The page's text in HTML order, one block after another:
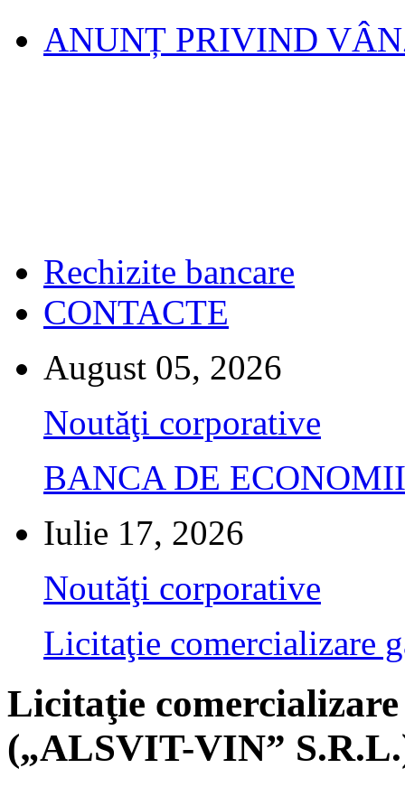
ANUNȚ PRIVIND
Rechizite bancare
CONTACTE
August 05, 2026
Noutăţi corporative
BANCA DE
Iulie 17, 2026
Noutăţi corporative
Licitaţie comercializare
Licitaţie
(„ALSVIT-VIN”